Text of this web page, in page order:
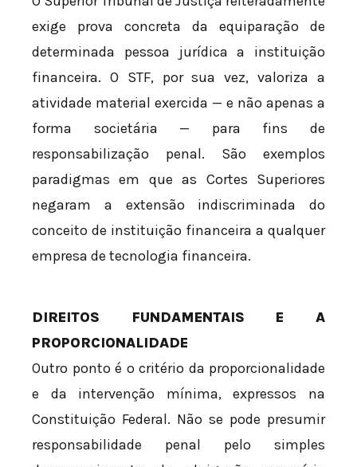
exige prova concreta da equiparação de
determinada pessoa jurídica a instituição
financeira. O STF, por sua vez, valoriza a
atividade material exercida — e não apenas a
forma societária — para fins de
responsabilização penal. São exemplos
paradigmas em que as Cortes Superiores
negaram a extensão indiscriminada do
conceito de instituição financeira a qualquer
empresa de tecnologia financeira.
DIREITOS FUNDAMENTAIS E A
PROPORCIONALIDADE
Outro ponto é o critério da proporcionalidade
e da intervenção mínima, expressos na
Constituição Federal. Não se pode presumir
responsabilidade penal pelo simples